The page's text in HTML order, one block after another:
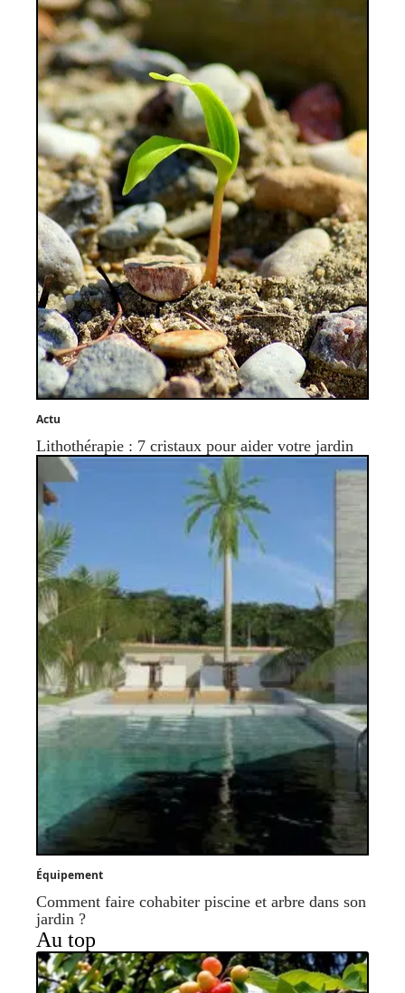
Actu
Lithothérapie : 7 cristaux pour aider votre jardin
Équipement
Comment faire cohabiter piscine et arbre dans son
jardin ?
Au top